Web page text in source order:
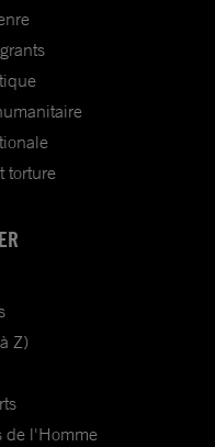
torture
Z)
de l'Homme